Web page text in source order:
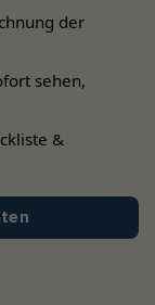
der
sehen,
&